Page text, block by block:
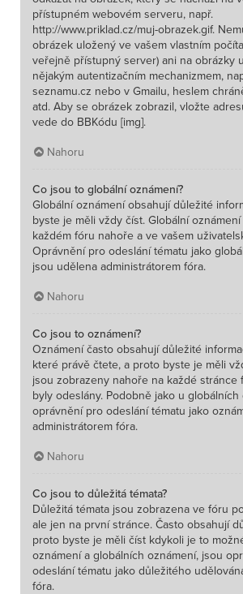
přístupném webovém serveru, např.
http://www.priklad.cz/muj-obrazek.gif.
obrázek uložený ve vašem vlastním
veřejně přístupný server) ani na obrázky
nějakým autentizačním mechanizmem,
seznamu.cz nebo v Gmailu, heslem
atd. Aby se obrázek zobrazil, vložte
vede do BBKódu [img].
Nahoru
Co jsou to globální oznámení?
Globální oznámení obsahují důležité
byste je měli vždy číst. Globální
každém fóru nahoře a ve vašem
Oprávnění pro odeslání tématu jako
jsou udělena administrátorem fóra.
Nahoru
Co jsou to oznámení?
Oznámení často obsahují důležité
které právě čtete, a proto byste je měli
jsou zobrazeny nahoře na každé stránce
byly odeslány. Podobně jako u globálních
oprávnění pro odeslání tématu jako
administrátorem fóra.
Nahoru
Co jsou to důležitá témata?
Důležitá témata jsou zobrazena ve fóru
ale jen na první stránce. Často obsahují
proto byste je měli číst kdykoli je to
oznámení a globálních oznámení, jsou
odeslání tématu jako důležitého
fóra.